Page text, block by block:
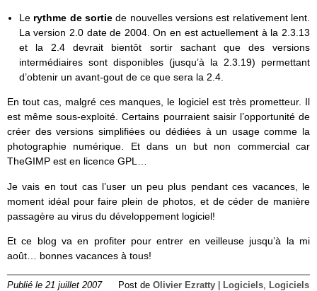
Le rythme de sortiede nouvelles versions est relativement lent.
La version 2.0 date de 2004. On en est actuellement à la 2.3.13
et la 2.4 devrait bientôt sortir sachant que des versions
intermédiaires sont disponibles (jusqu’à la 2.3.19) permettant
d’obtenir un avant-gout de ce que sera la 2.4.
En tout cas, malgré ces manques, le logiciel est très prometteur. Il
est même sous-exploité. Certains pourraient saisir l’opportunité de
créer des versions simplifiées ou dédiées à un usage comme la
photographie numérique. Et dans un but non commercial car
TheGIMP est en licence GPL…
Je vais en tout cas l’user un peu plus pendant ces vacances, le
moment idéal pour faire plein de photos, et de céder de manière
passagère au virus du développement logiciel!
Et ce blog va en profiter pour entrer en veilleuse jusqu’à la mi
août… bonnes vacances à tous!
Publié le 21 juillet 2007 Post de Olivier Ezratty Logiciels
Logiciels